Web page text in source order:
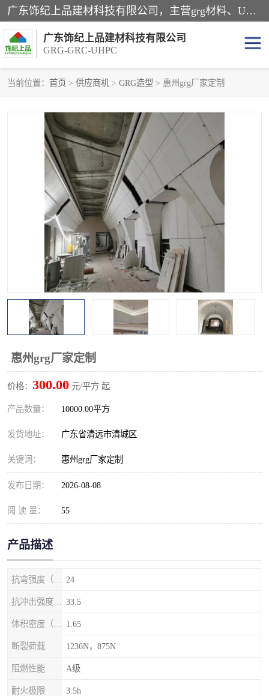
广东饰纪上品建材科技有限公司，主营grg材料、UHPC板、grc构件、uhpc幕墙板、grg厂家、grc厂家、uhpc厂家、GRG吊顶、grg石膏板、grg构件、外墙grc线条、grg造型、grg材料定制，uhpc高性能混凝土，uhpc构件，uhpc镂空挂板，grg材料生产厂家，广东grg厂家，广东grc厂家，联系方式*，2万平厂房，如果您对我公司的产品服务感兴趣，请联系我们。
广东饰纪上品建材科技有限公司
GRG-GRC-UHPC
当前位置： 首页 > 供应商机 > GRG造型 > 惠州grg厂家定制
惠州grg厂家定制
价格： 300.00 元/平方 起
产品数量： 10000.00平方
发货地址： 广东省清远市清城区
关键词： 惠州grg厂家定制
发布日期： 2026-08-08
阅 读 量： 55
产品描述
24
33.5
1.65
断裂荷载 1236N，875N
阻燃性能 A级
耐火极限 3.5h
UHPC构件 发泡陶瓷装饰构件
GRG造型 GRC厂家
GRG吊顶 GRG材料生产厂家
UHPC幕墙板 GRC树池坐凳
UHPC树池坐凳